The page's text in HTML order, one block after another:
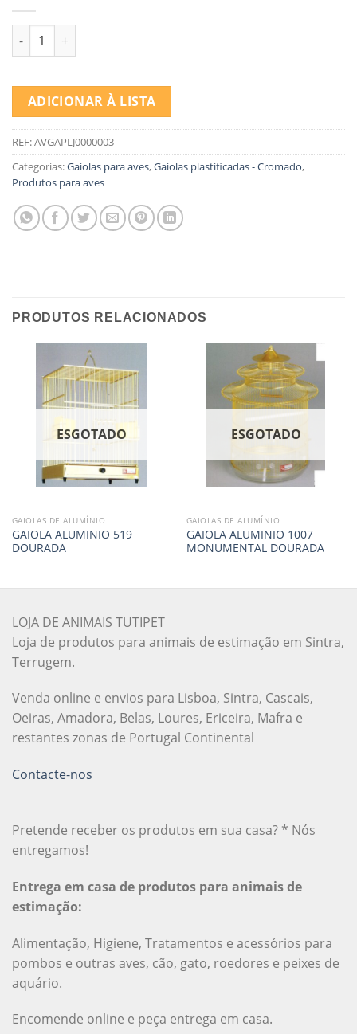
Quantidade de GAIOLA PINTASILGO GRD VERDE C/REDE E
ADICIONAR À LISTA
REF:AVGAPLJ0000003
Categorias:Gaiolas para aves,Gaiolas plastificadas - Cromado,
Produtos para aves
PRODUTOS RELACIONADOS
ESGOTADO
GAIOLAS DE ALUMÍNIO
GAIOLA ALUMINIO 519
DOURADA
ESGOTADO
GAIOLAS DE ALUMÍNIO
GAIOLA ALUMINIO 1007
MONUMENTAL DOURADA
LOJA DE ANIMAIS TUTIPET
Loja de produtos para animais de estimação em Sintra,
Terrugem.
Venda online e envios para Lisboa, Sintra, Cascais,
Oeiras, Amadora, Belas, Loures, Ericeira, Mafra e
restantes zonas de Portugal Continental
Contacte-nos
Pretende receber os produtos em sua casa? * Nós
entregamos!
Entrega em casa de produtos para animais de
estimação:
Alimentação, Higiene, Tratamentos e acessórios para
pombos e outras aves, cão, gato, roedores e peixes de
aquário.
Encomende online e peça entrega em casa.